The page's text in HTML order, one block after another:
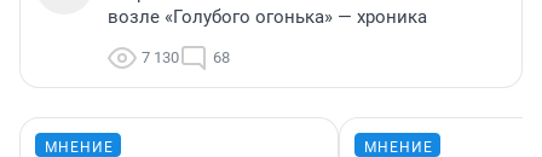
возле «Голубого огонька» — хроника
7 130 68
МНЕНИЕ МНЕНИЕ